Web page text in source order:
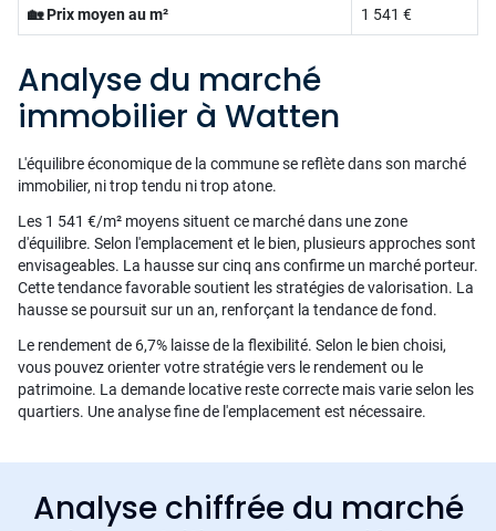
🏡 Prix moyen au m² 1 541 €
Analyse du marché
immobilier à Watten
L'équilibre économique de la commune se reflète dans son marché
immobilier, ni trop tendu ni trop atone.
Les 1 541 €/m² moyens situent ce marché dans une zone
d'équilibre. Selon l'emplacement et le bien, plusieurs approches sont
envisageables. La hausse sur cinq ans confirme un marché porteur.
Cette tendance favorable soutient les stratégies de valorisation. La
hausse se poursuit sur un an, renforçant la tendance de fond.
Le rendement de 6,7% laisse de la flexibilité. Selon le bien choisi,
vous pouvez orienter votre stratégie vers le rendement ou le
patrimoine. La demande locative reste correcte mais varie selon les
quartiers. Une analyse fine de l'emplacement est nécessaire.
Analyse chiffrée du marché